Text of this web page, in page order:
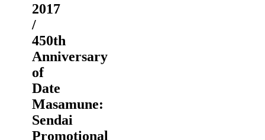
2017
/
450th
Anniversary
of
Date
Masamune:
Sendai
Promotional